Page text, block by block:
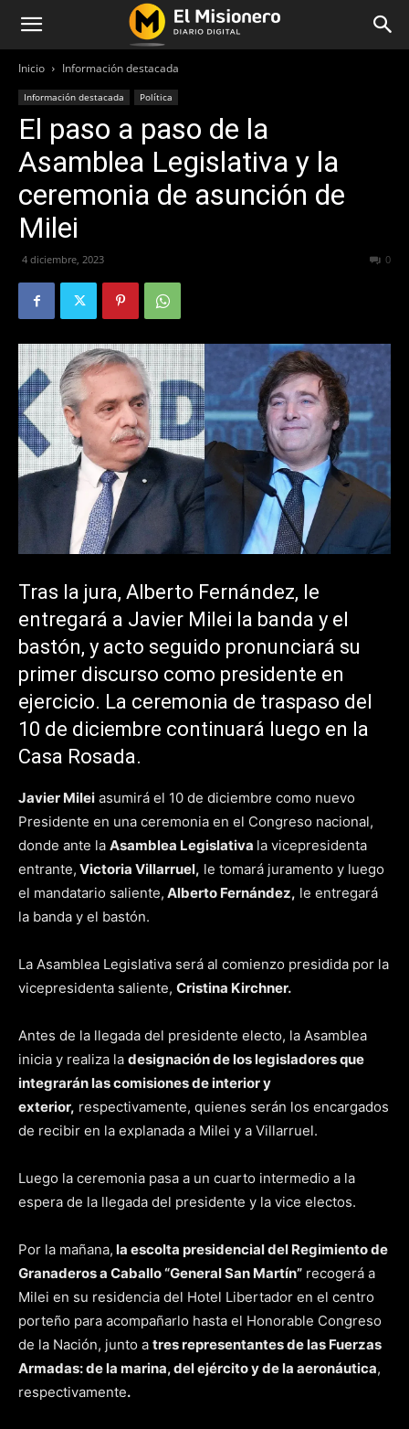
Inicio Información destacada
Información destacada Política
El paso a paso de la
Asamblea Legislativa y la
ceremonia de asunción de
Milei
4 diciembre, 2023 0
Tras la jura, Alberto Fernández, le
entregará a Javier Milei la banda y el
bastón, y acto seguido pronunciará su
primer discurso como presidente en
ejercicio. La ceremonia de traspaso del
10 de diciembre continuará luego en la
Casa Rosada.
Javier Milei asumirá el 10 de diciembre como nuevo
Presidente en una ceremonia en el Congreso nacional,
donde ante la Asamblea Legislativa la vicepresidenta
entrante, Victoria Villarruel, le tomará juramento y luego
el mandatario saliente, Alberto Fernández, le entregará
la banda y el bastón.
La Asamblea Legislativa será al comienzo presidida por la
vicepresidenta saliente, Cristina Kirchner.
Antes de la llegada del presidente electo, la Asamblea
inicia y realiza la designación de los legisladores que
integrarán las comisiones de interior y
exterior, respectivamente, quienes serán los encargados
de recibir en la explanada a Milei y a Villarruel.
Luego la ceremonia pasa a un cuarto intermedio a la
espera de la llegada del presidente y la vice electos.
Por la mañana, la escolta presidencial del Regimiento de
Granaderos a Caballo “General San Martín” recogerá a
Milei en su residencia del Hotel Libertador en el centro
porteño para acompañarlo hasta el Honorable Congreso
de la Nación, junto a tres representantes de las Fuerzas
Armadas: de la marina, del ejército y de la aeronáutica,
respectivamente.